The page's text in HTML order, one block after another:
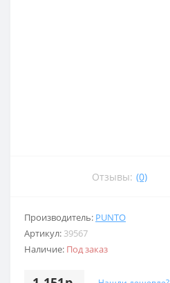
Отзывы: (0)
Производитель: PUNTO
Артикул: 39567
Наличие: Под заказ